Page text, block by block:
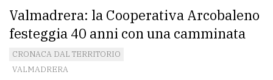
Valmadrera: la Cooperativa Arcobaleno
festeggia 40 anni con una camminata
CRONACA DAL TERRITORIO
VALMADRERA